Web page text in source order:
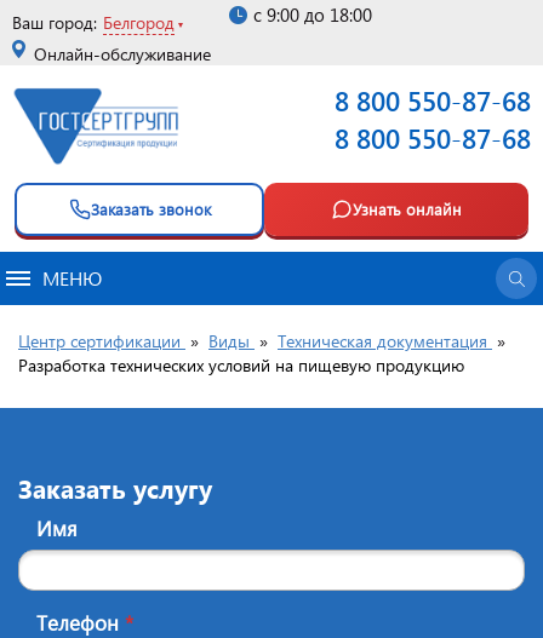
Ваш город: Белгород
Онлайн-обслуживание
с 9:00 до 18:00
8 800 550-87-68
8 800 550-87-68
Заказать звонок Узнать онлайн
МЕНЮ
Центр сертификации » Виды » Техническая документация »
Разработка технических условий на пищевую продукцию
Заказать услугу
Имя
Телефон *